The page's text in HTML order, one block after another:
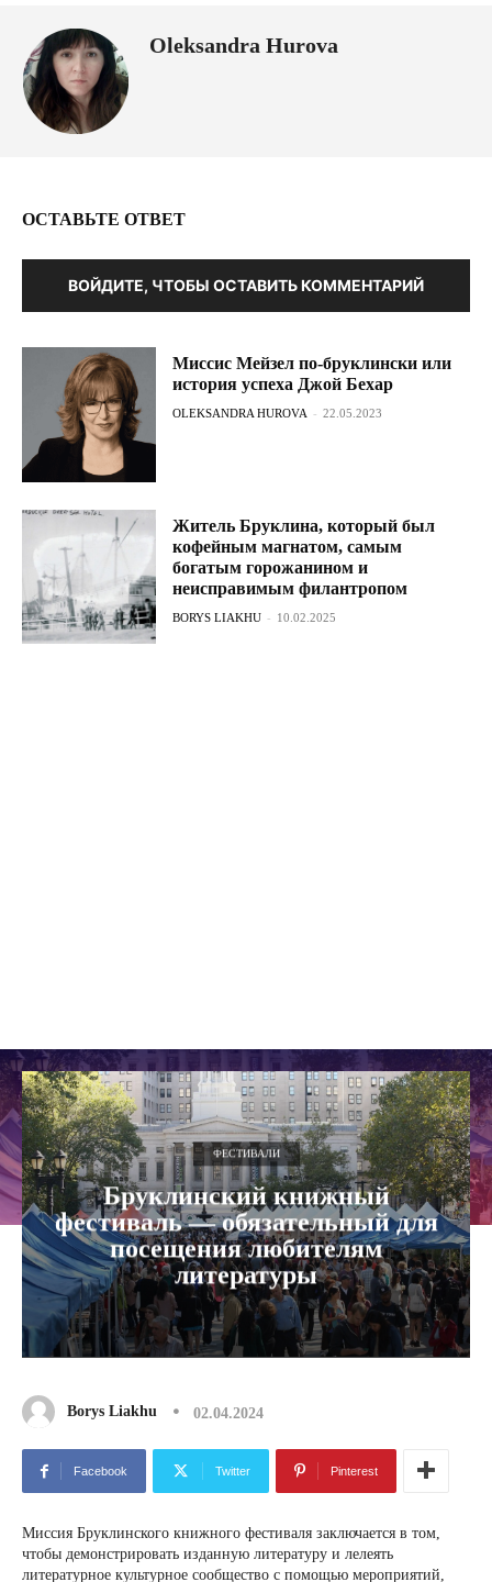
Oleksandra Hurova
ОСТАВЬТЕ ОТВЕТ
ВОЙДИТЕ, ЧТОБЫ ОСТАВИТЬ КОММЕНТАРИЙ
Миссис Мейзел по-бруклински или
история успеха Джой Бехар
OLEKSANDRA HUROVA - 22.05.2023
Житель Бруклина, который был
кофейным магнатом, самым
богатым горожанином и
неисправимым филантропом
BORYS LIAKHU - 10.02.2025